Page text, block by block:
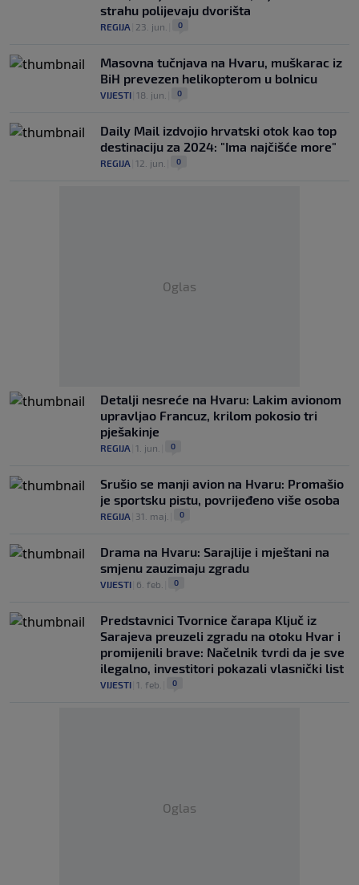
strahu polijevaju dvorišta
REGIJA 23. jun. 0
Masovna tučnjava na Hvaru, muškarac iz
BiH prevezen helikopterom u bolnicu
VIJESTI 18. jun. 0
Daily Mail izdvojio hrvatski otok kao top
destinaciju za 2024: "Ima najčišće more"
REGIJA 12. jun. 0
Oglas
Detalji nesreće na Hvaru: Lakim avionom
upravljao Francuz, krilom pokosio tri
pješakinje
REGIJA 1. jun. 0
Srušio se manji avion na Hvaru: Promašio
je sportsku pistu, povrijeđeno više osoba
REGIJA 31. maj. 0
Drama na Hvaru: Sarajlije i mještani na
smjenu zauzimaju zgradu
VIJESTI 6. feb. 0
Predstavnici Tvornice čarapa Ključ iz
Sarajeva preuzeli zgradu na otoku Hvar i
promijenili brave: Načelnik tvrdi da je sve
ilegalno, investitori pokazali vlasnički list
VIJESTI 1. feb. 0
Oglas